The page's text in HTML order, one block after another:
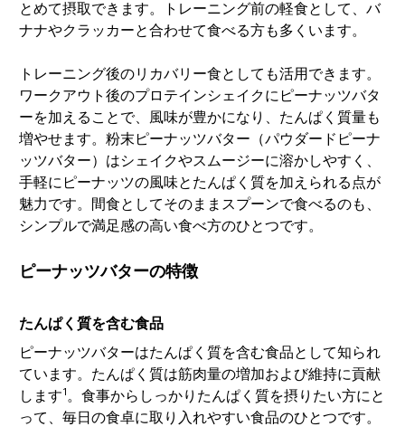
とめて摂取できます。トレーニング前の軽食として、バ
ナナやクラッカーと合わせて食べる方も多くいます。
トレーニング後のリカバリー食としても活用できます。
ワークアウト後のプロテインシェイクにピーナッツバタ
ーを加えることで、風味が豊かになり、たんぱく質量も
増やせます。粉末ピーナッツバター（パウダードピーナ
ッツバター）はシェイクやスムージーに溶かしやすく、
手軽にピーナッツの風味とたんぱく質を加えられる点が
魅力です。間食としてそのままスプーンで食べるのも、
シンプルで満足感の高い食べ方のひとつです。
ピーナッツバターの特徴
たんぱく質を含む食品
ピーナッツバターはたんぱく質を含む食品として知られ
ています。たんぱく質は筋肉量の増加および維持に貢献
します1 。食事からしっかりたんぱく質を摂りたい方にと
って、毎日の食卓に取り入れやすい食品のひとつです。